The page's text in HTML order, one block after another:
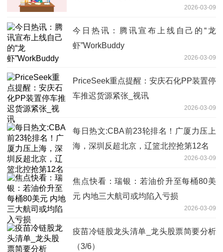
2026-03-09
今日热讯：腾讯宣布上线自己的“龙
虾”WorkBuddy
2026-03-09
PriceSeek重点提醒：安庆石化PP装置停
车推迟货源紧张_视讯
2026-03-09
每日热文:CBA前23轮排名！广厦力压上
海，深圳反超北京，辽篮北控抢第12名
2026-03-09
焦点快看：瑞银：若油价升至每桶80美
元 内地三大航司或均陷入亏损
2026-03-09
疫苗冷链股龙头清单_龙头股票简要分析
（3/6）